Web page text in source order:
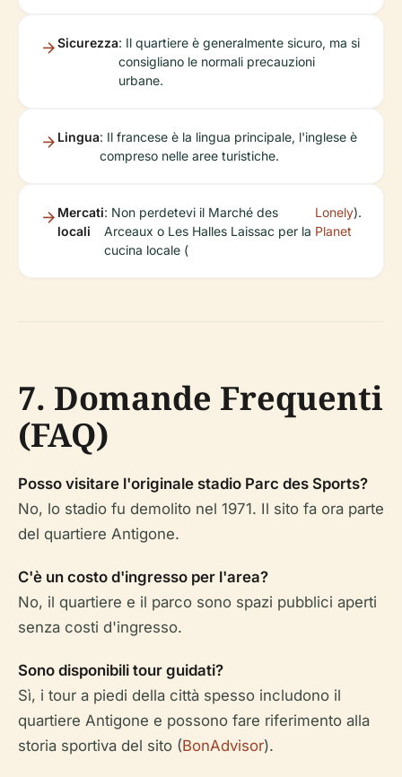
Sicurezza: Il quartiere è generalmente sicuro, ma si
consigliano le normali precauzioni
urbane.
Lingua: Il francese è la lingua principale, l'inglese è
compreso nelle aree turistiche.
Mercati
locali
: Non perdetevi il Marché des
Arceaux o Les Halles Laissac per la
cucina locale (
Lonely
Planet
).
7. Domande Frequenti
(FAQ)
Posso visitare l'originale stadio Parc des Sports?
No, lo stadio fu demolito nel 1971. Il sito fa ora parte
del quartiere Antigone.
C'è un costo d'ingresso per l'area?
No, il quartiere e il parco sono spazi pubblici aperti
senza costi d'ingresso.
Sono disponibili tour guidati?
Sì, i tour a piedi della città spesso includono il
quartiere Antigone e possono fare riferimento alla
storia sportiva del sito (BonAdvisor).